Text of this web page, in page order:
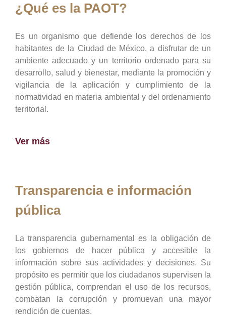
¿Qué es la PAOT?
Es un organismo que defiende los derechos de los
habitantes de la Ciudad de México, a disfrutar de un
ambiente adecuado y un territorio ordenado para su
desarrollo, salud y bienestar, mediante la promoción y
vigilancia de la aplicación y cumplimiento de la
normatividad en materia ambiental y del ordenamiento
territorial.
Ver más
Transparencia e información
pública
La transparencia gubernamental es la obligación de
los gobiernos de hacer pública y accesible la
información sobre sus actividades y decisiones. Su
propósito es permitir que los ciudadanos supervisen la
gestión pública, comprendan el uso de los recursos,
combatan la corrupción y promuevan una mayor
rendición de cuentas.